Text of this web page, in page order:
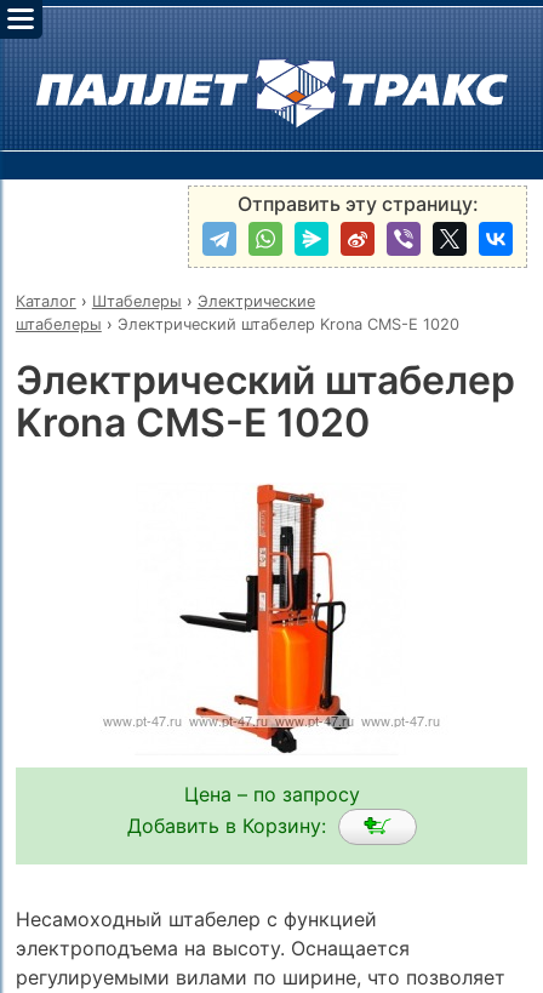
Отправить эту страницу:
Каталог› Штабелеры › Электрические
штабелеры › Электрический штабелер Krona CMS-E 1020
Электрический штабелер
Krona CMS-E 1020
Цена – по запросу
Добавить в Корзину:
Несамоходный штабелер с функцией
электроподъема на высоту. Оснащается
регулируемыми вилами по ширине, что позволяет